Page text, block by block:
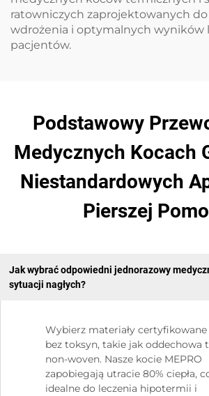
ratowniczych zaprojektowanych
wdrożenia i optymalnych wyników
pacjentów.
Podstawowy
Medycznych Kocach
Niestandardowych
Pierszej
Jak wybrać odpowiedni jednorazowy
sytuacji nagłych?
Wybierz materiały certyfikowane
bez toksyn, takie jak oddechowa
non-woven. Nasze kocie MEPRO
zapobiegają utracie 80% ciepła,
idealne do leczenia hipotermii i